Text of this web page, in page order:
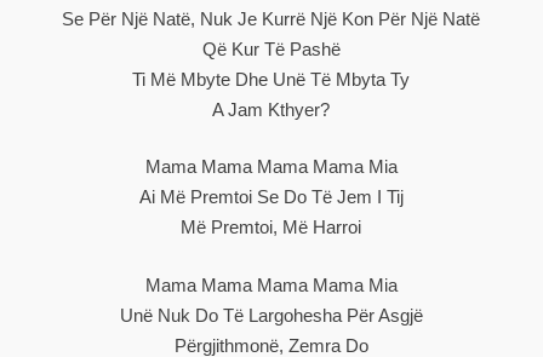
Se Për Një Natë, Nuk Je Kurrë Një Kon Për Një Natë
Që Kur Të Pashë
Ti Më Mbyte Dhe Unë Të Mbyta Ty
A Jam Kthyer?
Mama Mama Mama Mama Mia
Ai Më Premtoi Se Do Të Jem I Tij
Më Premtoi, Më Harroi
Mama Mama Mama Mama Mia
Unë Nuk Do Të Largohesha Për Asgjë
Përgjithmonë, Zemra Do